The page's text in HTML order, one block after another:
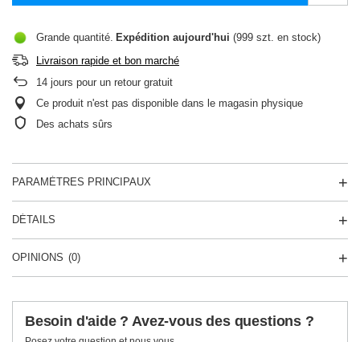
Grande quantité Expédition aujourd'hui (999 szt. en stock)
Livraison rapide et bon marché
14 jours pour un retour gratuit
Ce produit n'est pas disponible dans le magasin physique
Des achats sûrs
PARAMÈTRES PRINCIPAUX
DÉTAILS
OPINIONS (0)
Besoin d'aide ? Avez-vous des questions ?